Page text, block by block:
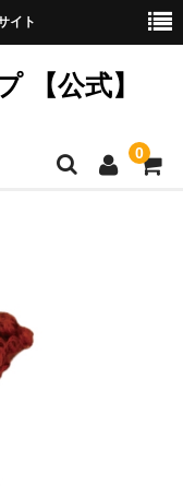
イト
【公式】
0